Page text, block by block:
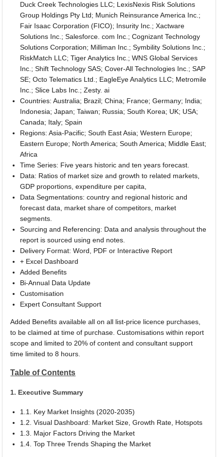
Duck Creek Technologies LLC; LexisNexis Risk Solutions
Group Holdings Pty Ltd; Munich Reinsurance America Inc.;
Fair Isaac Corporation (FICO); Insurity Inc.; Xactware
Solutions Inc.; Salesforce. com Inc.; Cognizant Technology
Solutions Corporation; Milliman Inc.; Symbility Solutions Inc.;
RiskMatch LLC; Tiger Analytics Inc.; WNS Global Services
Inc.; Shift Technology SAS; Cover-All Technologies Inc.; SAP
SE; Octo Telematics Ltd.; EagleEye Analytics LLC; Metromile
Inc.; Slice Labs Inc.; Zesty. ai
Countries: Australia; Brazil; China; France; Germany; India;
Indonesia; Japan; Taiwan; Russia; South Korea; UK; USA;
Canada; Italy; Spain
Regions: Asia-Pacific; South East Asia; Western Europe;
Eastern Europe; North America; South America; Middle East;
Africa
Time Series: Five years historic and ten years forecast.
Data: Ratios of market size and growth to related markets,
GDP proportions, expenditure per capita,
Data Segmentations: country and regional historic and
forecast data, market share of competitors, market
segments.
Sourcing and Referencing: Data and analysis throughout the
report is sourced using end notes.
Delivery Format: Word, PDF or Interactive Report
+ Excel Dashboard
Added Benefits
Bi-Annual Data Update
Customisation
Expert Consultant Support
Added Benefits available all on all list-price licence purchases,
to be claimed at time of purchase. Customisations within report
scope and limited to 20% of content and consultant support
time limited to 8 hours.
Table of Contents
1. Executive Summary
1.1. Key Market Insights (2020-2035)
1.2. Visual Dashboard: Market Size, Growth Rate, Hotspots
1.3. Major Factors Driving the Market
1.4. Top Three Trends Shaping the Market